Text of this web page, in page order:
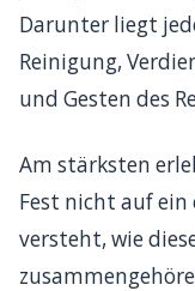
Darunter liegt
Reinigung,
und Gesten des
Am stärksten
Fest nicht auf ein
versteht, wie